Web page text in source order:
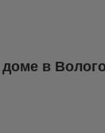
в